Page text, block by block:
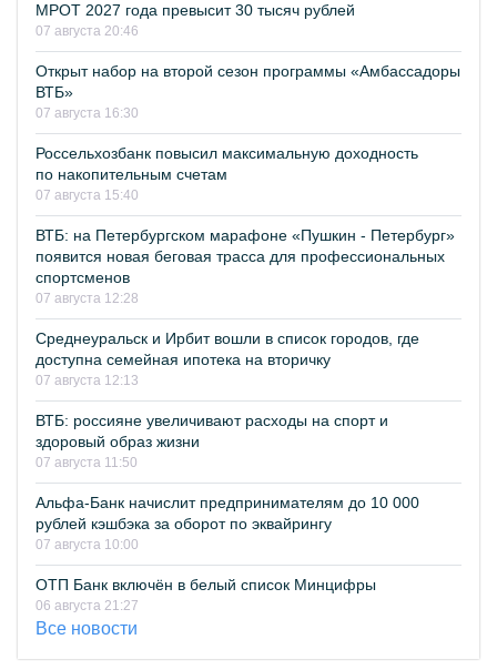
МРОТ 2027 года превысит 30 тысяч рублей
07 августа 20:46
Открыт набор на второй сезон программы «Амбассадоры
ВТБ»
07 августа 16:30
Россельхозбанк повысил максимальную доходность
по накопительным счетам
07 августа 15:40
ВТБ: на Петербургском марафоне «Пушкин - Петербург»
появится новая беговая трасса для профессиональных
спортсменов
07 августа 12:28
Среднеуральск и Ирбит вошли в список городов, где
доступна семейная ипотека на вторичку
07 августа 12:13
ВТБ: россияне увеличивают расходы на спорт и
здоровый образ жизни
07 августа 11:50
Альфа-Банк начислит предпринимателям до 10 000
рублей кэшбэка за оборот по эквайрингу
07 августа 10:00
ОТП Банк включён в белый список Минцифры
06 августа 21:27
Все новости